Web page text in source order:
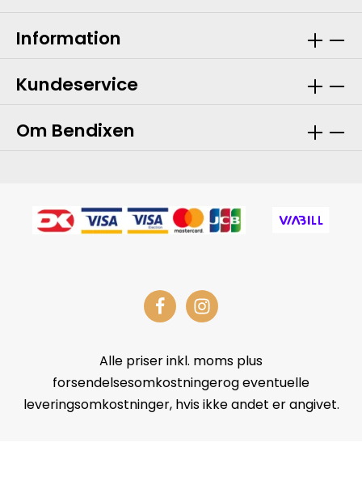
Information
Kundeservice
Om Bendixen
Alle priser inkl. moms plus
forsendelsesomkostningerog eventuelle
leveringsomkostninger, hvis ikke andet er angivet.